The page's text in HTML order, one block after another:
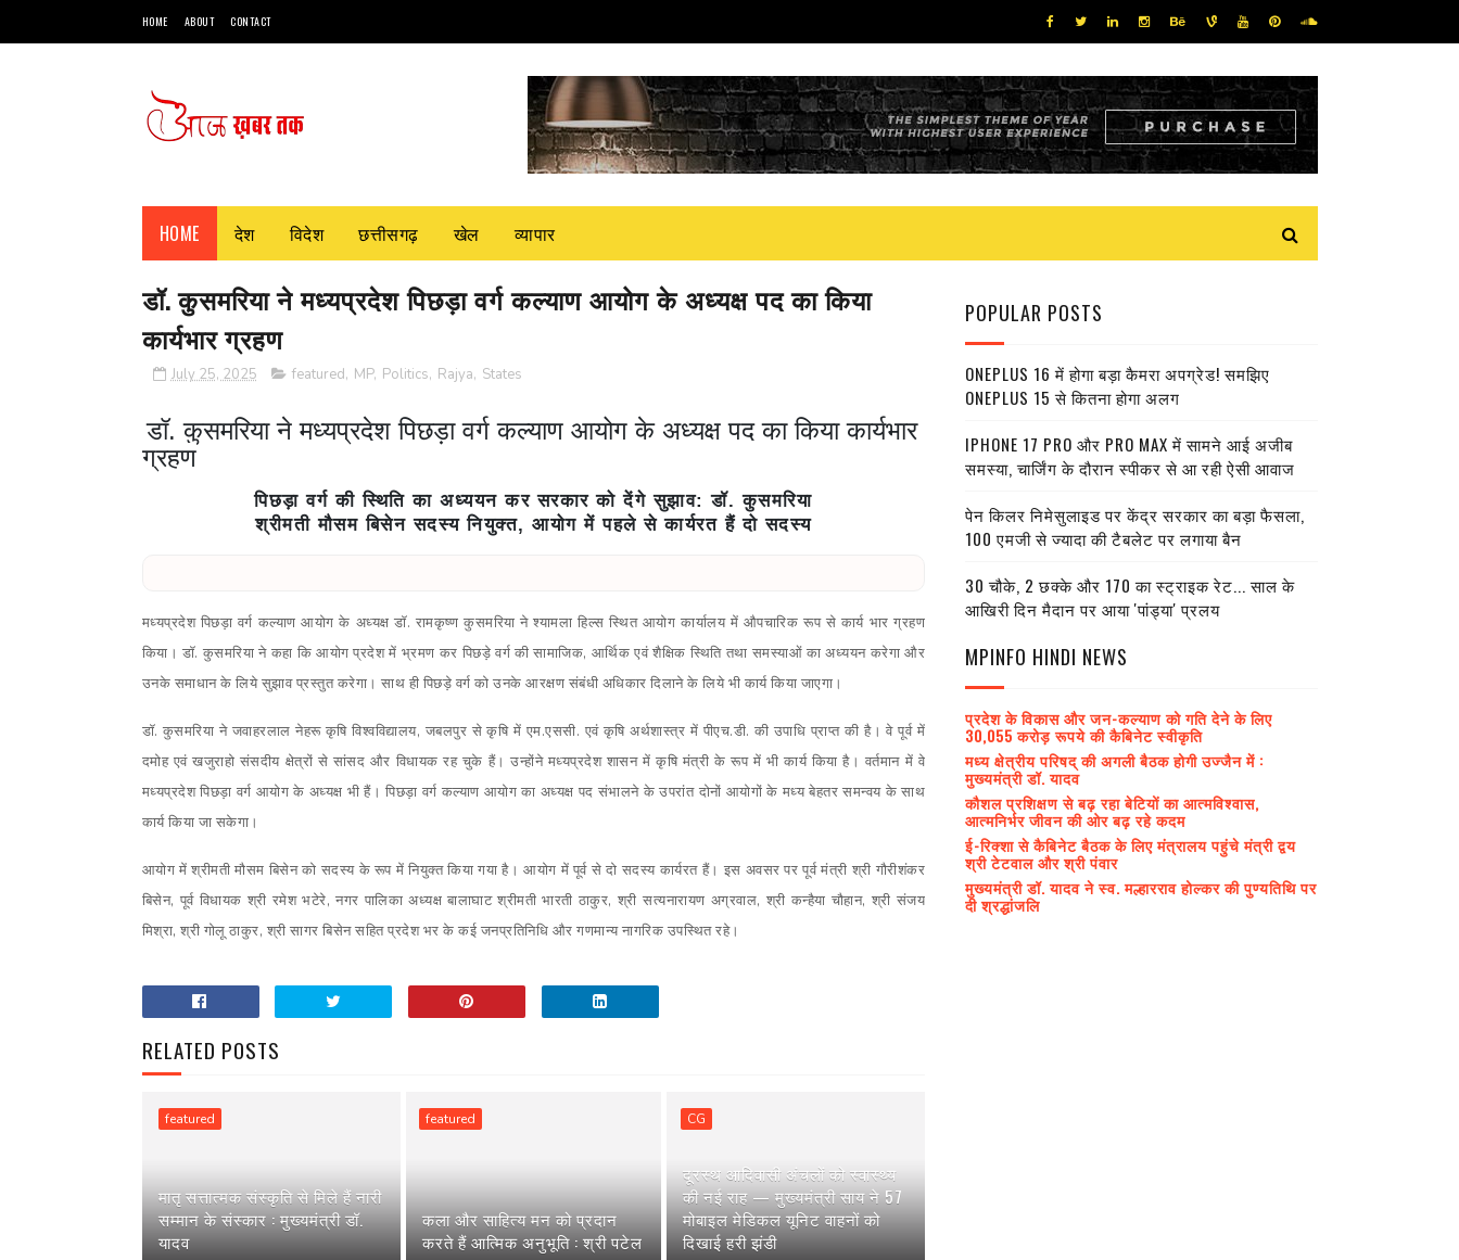
HOME ABOUT CONTACT
HOME देश विदेश छत्तीसगढ़ खेल व्यापार
डॉ. कुसमरिया ने मध्यप्रदेश पिछड़ा वर्ग कल्याण आयोग के अध्यक्ष पद का किया
कार्यभार ग्रहण
July 25, 2025 featured, MP, Politics, Rajya, States
डॉ. कुसमरिया ने मध्यप्रदेश पिछड़ा वर्ग कल्याण आयोग के अध्यक्ष पद का किया कार्यभार
ग्रहण
पिछड़ा वर्ग की स्थिति का अध्ययन कर सरकार को देंगे सुझाव: डॉ. कुसमरिया
श्रीमती मौसम बिसेन सदस्य नियुक्त, आयोग में पहले से कार्यरत हैं दो सदस्य
मध्यप्रदेश पिछड़ा वर्ग कल्याण आयोग के अध्यक्ष डॉ. रामकृष्ण कुसमरिया ने श्यामला हिल्स स्थित आयोग कार्यालय में औपचारिक रूप से कार्य भार ग्रहण
किया। डॉ. कुसमरिया ने कहा कि आयोग प्रदेश में भ्रमण कर पिछड़े वर्ग की सामाजिक, आर्थिक एवं शैक्षिक स्थिति तथा समस्याओं का अध्ययन करेगा और
उनके समाधान के लिये सुझाव प्रस्तुत करेगा। साथ ही पिछड़े वर्ग को उनके आरक्षण संबंधी अधिकार दिलाने के लिये भी कार्य किया जाएगा।
डॉ. कुसमरिया ने जवाहरलाल नेहरू कृषि विश्वविद्यालय, जबलपुर से कृषि में एम.एससी. एवं कृषि अर्थशास्त्र में पीएच.डी. की उपाधि प्राप्त की है। वे पूर्व में
दमोह एवं खजुराहो संसदीय क्षेत्रों से सांसद और विधायक रह चुके हैं। उन्होंने मध्यप्रदेश शासन में कृषि मंत्री के रूप में भी कार्य किया है। वर्तमान में वे
मध्यप्रदेश पिछड़ा वर्ग आयोग के अध्यक्ष भी हैं। पिछड़ा वर्ग कल्याण आयोग का अध्यक्ष पद संभालने के उपरांत दोनों आयोगों के मध्य बेहतर समन्वय के साथ
कार्य किया जा सकेगा।
आयोग में श्रीमती मौसम बिसेन को सदस्य के रूप में नियुक्त किया गया है। आयोग में पूर्व से दो सदस्य कार्यरत हैं। इस अवसर पर पूर्व मंत्री श्री गौरीशंकर
बिसेन, पूर्व विधायक श्री रमेश भटेरे, नगर पालिका अध्यक्ष बालाघाट श्रीमती भारती ठाकुर, श्री सत्यनारायण अग्रवाल, श्री कन्हैया चौहान, श्री संजय
मिश्रा, श्री गोलू ठाकुर, श्री सागर बिसेन सहित प्रदेश भर के कई जनप्रतिनिधि और गणमान्य नागरिक उपस्थित रहे।
RELATED POSTS
featured
मातृ सत्तात्मक संस्कृति से मिले हैं नारी
सम्मान के संस्कार : मुख्यमंत्री डॉ.
यादव
featured
कला और साहित्य मन को प्रदान
करते हैं आत्मिक अनुभूति : श्री पटेल
CG
दूरस्थ आदिवासी अंचलों को स्वास्थ्य
की नई राह — मुख्यमंत्री साय ने 57
मोबाइल मेडिकल यूनिट वाहनों को
दिखाई हरी झंडी
POPULAR POSTS
ONEPLUS 16 में होगा बड़ा कैमरा अपग्रेड! समझिए
ONEPLUS 15 से कितना होगा अलग
IPHONE 17 PRO और PRO MAX में सामने आई अजीब
समस्या, चार्जिंग के दौरान स्पीकर से आ रही ऐसी आवाज
पेन किलर निमेसुलाइड पर केंद्र सरकार का बड़ा फैसला,
100 एमजी से ज्यादा की टैबलेट पर लगाया बैन
30 चौके, 2 छक्के और 170 का स्ट्राइक रेट... साल के
आखिरी दिन मैदान पर आया 'पांड्या' प्रलय
MPINFO HINDI NEWS
प्रदेश के विकास और जन-कल्याण को गति देने के लिए
30,055 करोड़ रूपये की कैबिनेट स्वीकृति
मध्य क्षेत्रीय परिषद् की अगली बैठक होगी उज्जैन में :
मुख्यमंत्री डॉ. यादव
कौशल प्रशिक्षण से बढ़ रहा बेटियों का आत्मविश्वास,
आत्मनिर्भर जीवन की ओर बढ़ रहे कदम
ई-रिक्शा से कैबिनेट बैठक के लिए मंत्रालय पहुंचे मंत्री द्वय
श्री टेटवाल और श्री पंवार
मुख्यमंत्री डॉ. यादव ने स्व. मल्हारराव होल्कर की पुण्यतिथि पर
दी श्रद्धांजलि